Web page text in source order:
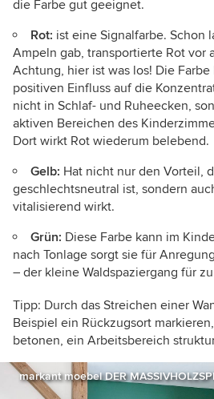
die Farbe gut geeignet.
Rot: ist eine Signalfarbe. Schon
Ampeln gab, transportierte Rot vor
Achtung, hier ist was los! Die
positiven Einfluss auf die
nicht in Schlaf- und Ruheecken,
aktiven Bereichen des
Dort wirkt Rot wiederum belebend.
Gelb: Hat nicht nur den Vorteil,
geschlechtsneutral ist, sondern
vitalisierend wirkt.
Grün: Diese Farbe kann im
nach Tonlage sorgt sie für
– der kleine Waldspaziergang für
Tipp: Durch das Streichen einer
Beispiel ein Rückzugsort
betonen, ein Arbeitsbereich
markant moebel DER